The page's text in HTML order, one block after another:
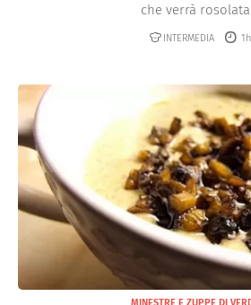
che verrà rosolata
INTERMEDIA 1h